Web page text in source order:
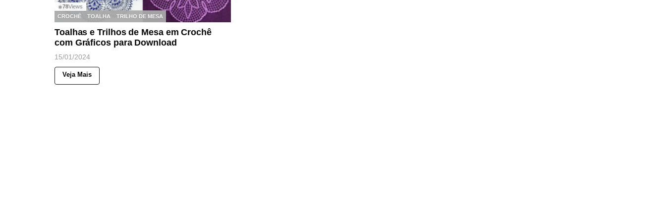
◉78Views
CROCHÊ
TOALHA TRILHO DE MESA
Toalhas e Trilhos de Mesa em Crochê
com Gráficos para Download
15/01/2024
Veja Mais